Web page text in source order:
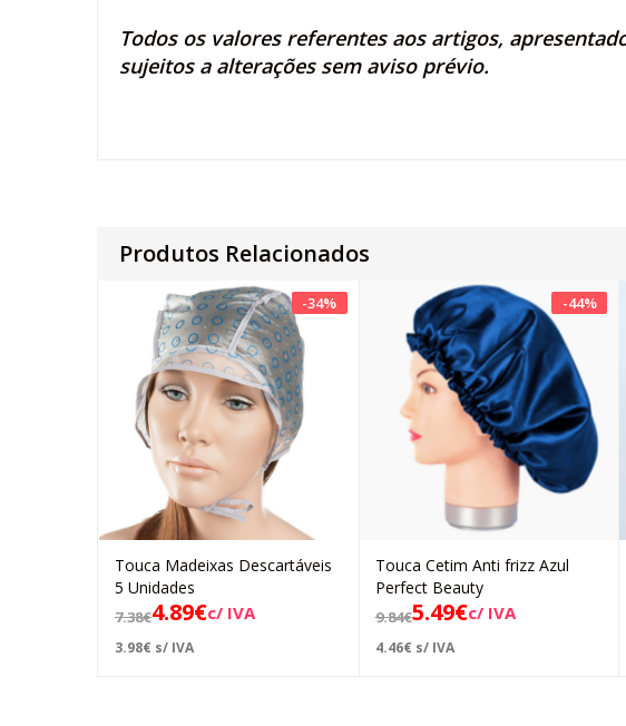
Todos os valores referentes aos artigos,
sujeitos a alterações sem aviso prévio.
Produtos Relacionados
-34%
Adicionar
Touca Madeixas Descartáveis
5 Unidades
7.38€4.89€c/ IVA
3.98€ s/ IVA
-44%
Adicionar
Touca Cetim Anti frizz Azul
Perfect Beauty
9.84€5.49€c/ IVA
4.46€ s/ IVA